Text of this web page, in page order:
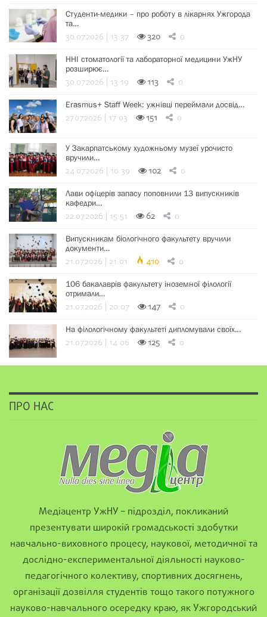
Студенти-медики – про роботу в лікарнях Ужгорода
та…
30.07.2026 | 13:37 320 0
ННІ стоматології та лабораторної медицини УжНУ
розширює…
30.07.2026 | 13:19 113 0
Erasmus+ Staff Week: ужнівці переймали досвід…
27.07.2026 | 17:03 151 0
У Закарпатському художньому музеї урочисто
вручили…
24.07.2026 | 10:39 102 0
Лави офіцерів запасу поповнили 13 випускників
кафедри…
22.07.2026 | 15:51 62 0
Випускникам біологічного факультету вручили
документи…
21.07.2026 | 21:01 410 0
106 бакалаврів факультету іноземної філології
отримали…
21.07.2026 | 20:07 147 0
На філологічному факультеті дипломували своїх…
21.07.2026 | 14:06 125 0
ПРО НАС
Медіацентр УжНУ – підрозділ, покликаний
презентувати широкій громадськості здобутки
навчально-виховного процесу, наукової, методичної та
дослідно-експериментальної діяльності науково-
педагогічного колективу, спортивних досягнень,
організації дозвілля студентів тощо такого потужного
науково-навчального осередку краю, як Ужгородський